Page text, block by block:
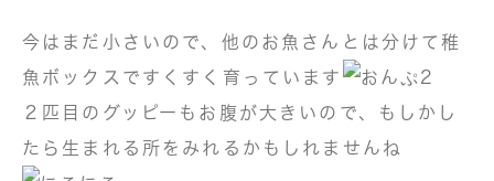
今はまだ小さいので、他のお魚さんとは分けて稚
魚ボックスですくすく育っています
２匹目のグッピーもお腹が大きいので、もしかし
たら生まれる所をみれるかもしれませんね